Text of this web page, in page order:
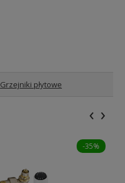
Grzejniki płytowe
-35%
‹ ›